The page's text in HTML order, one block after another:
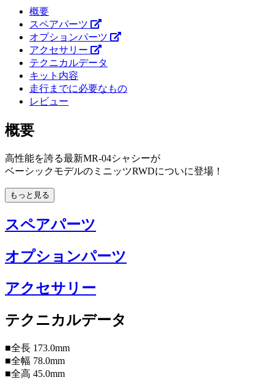
概要
スペアパーツ
オプションパーツ
アクセサリー
テクニカルデータ
キット内容
走行までに必要なもの
レビュー
概要
高性能を誇る最新MR-04シャシーが
ベーシックモデルのミニッツRWDについに登場！
もっと見る
スペアパーツ
オプションパーツ
アクセサリー
テクニカルデータ
■全長 173.0mm
■全幅 78.0mm
■全高 45.0mm